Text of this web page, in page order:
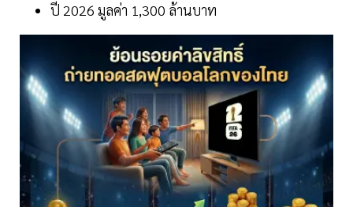
ปี 2026 มูลค่า 1,300 ล้านบาท